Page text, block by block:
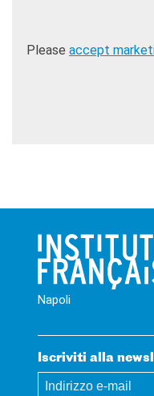
Please accept
Napoli
Iscriviti alla